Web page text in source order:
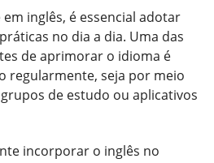
inglês, é essencial adotar
no dia a dia. Uma das
de aprimorar o idioma é
regularmente, seja por meio
de estudo ou aplicativos
incorporar o inglês no